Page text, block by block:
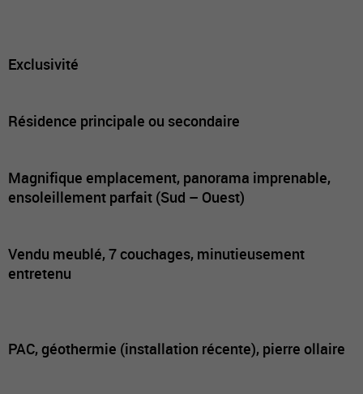
Exclusivité
Résidence principale ou secondaire
Magnifique emplacement, panorama imprenable,
ensoleillement parfait (Sud – Ouest)
Vendu meublé, 7 couchages, minutieusement
entretenu
PAC, géothermie (installation récente), pierre ollaire